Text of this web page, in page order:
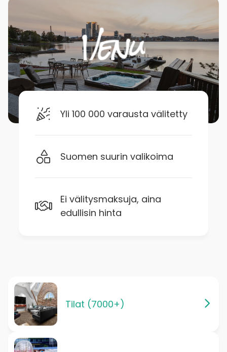
Yli 100 000 varausta välitetty
Suomen suurin valikoima
Ei välitysmaksuja, aina
edullisin hinta
Tilat (7000+)